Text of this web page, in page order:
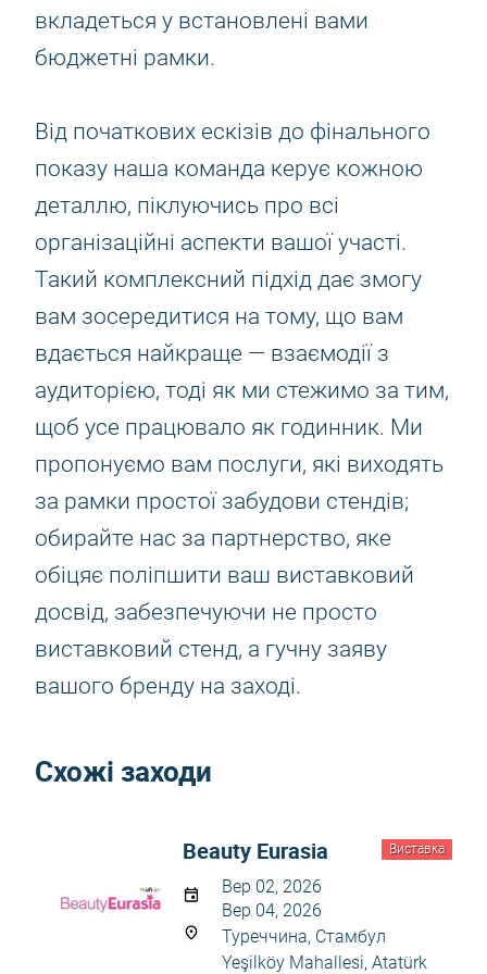
вкладеться у встановлені вами
бюджетні рамки.
Від початкових ескізів до фінального
показу наша команда керує кожною
деталлю, піклуючись про всі
організаційні аспекти вашої участі.
Такий комплексний підхід дає змогу
вам зосередитися на тому, що вам
вдається найкраще — взаємодії з
аудиторією, тоді як ми стежимо за тим,
щоб усе працювало як годинник. Ми
пропонуємо вам послуги, які виходять
за рамки простої забудови стендів;
обирайте нас за партнерство, яке
обіцяє поліпшити ваш виставковий
досвід, забезпечуючи не просто
виставковий стенд, а гучну заяву
вашого бренду на заході.
Схожі заходи
Виставка
Beauty Eurasia
Вер 02, 2026
Вер 04, 2026
Туреччина, Стамбул
Yeşilköy Mahallesi, Atatürk